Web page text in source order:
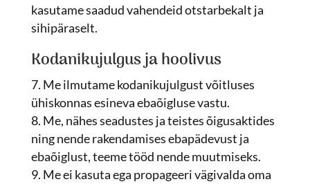
kasutame saadud vahendeid otstarbekalt ja
sihipäraselt.
Kodanikujulgus ja hoolivus
Me ilmutame kodanikujulgust võitluses
ühiskonnas esineva ebaõigluse vastu.
Me, nähes seadustes ja teistes õigusaktides
ning nende rakendamises ebapädevust ja
ebaõiglust, teeme tööd nende muutmiseks.
Me ei kasuta ega propageeri vägivalda oma